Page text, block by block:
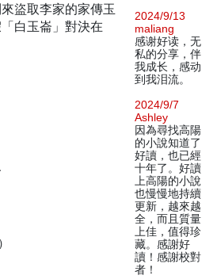
盜取李家的家傳玉
白玉崙」對決在
2024/9/13
maliang
感谢好读，无
私的分享，伴
我成长，感动
到我泪流。
2024/9/7
Ashley
因為尋找高陽
的小說知道了
好讀，也已經
十年了。好讀
上高陽的小說
也慢慢地持續
更新，越來越
全，而且質量
上佳，值得珍
藏。感謝好
讀！感謝校對
者！